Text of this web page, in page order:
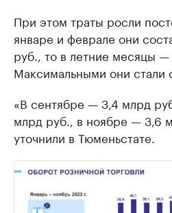
При этом траты росли
январе и феврале они
руб., то в летние месяцы —
Максимальными они стали
«В сентябре — 3,4 млрд
млрд руб., в ноябре — 3,6
уточнили в Тюменьстате.